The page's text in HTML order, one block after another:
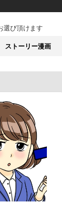
選び頂けます
ストーリー漫画